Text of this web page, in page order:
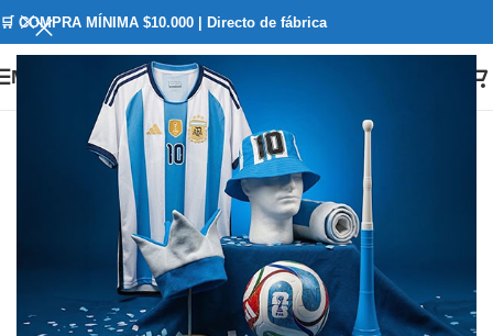
🛒 COMPRA MÍNIMA $10.000 | Directo de fábrica
Menú